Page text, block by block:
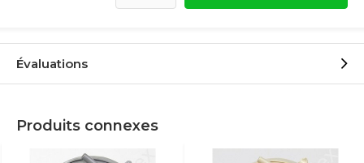
Évaluations
Produits connexes